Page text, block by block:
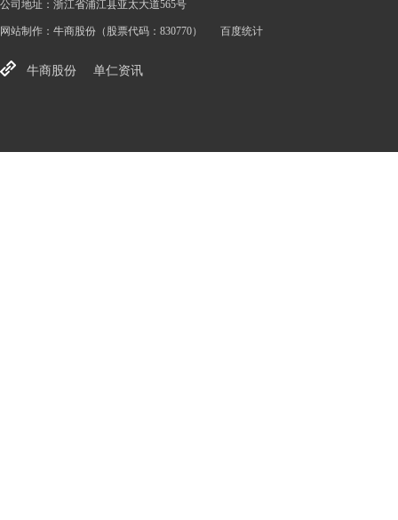
公司地址：浙江省浦江县亚太大道565号
网站制作： 牛商股份 （股票代码：830770） 百度统计
牛商股份 单仁资讯